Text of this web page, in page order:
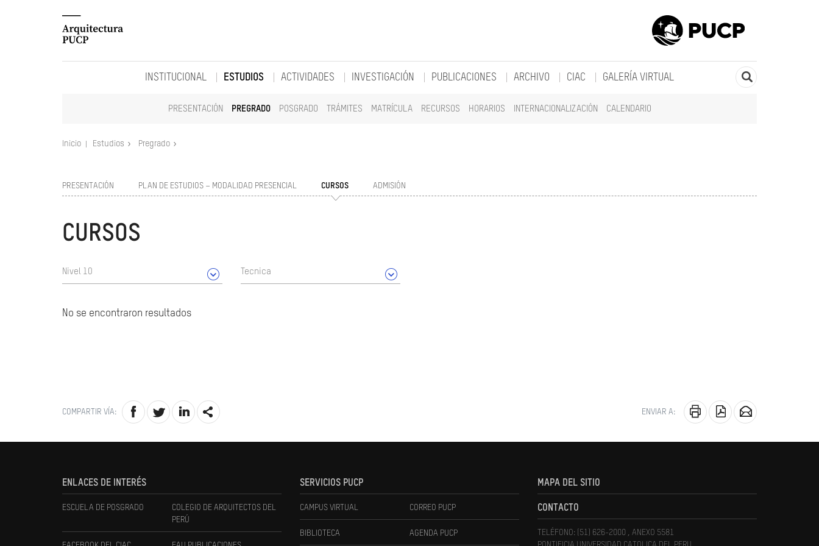
INSTITUCIONAL ESTUDIOS
PRESENTACIÓN PREGRADO POSGRADO TRÁMITES MATRÍCULA RECURSOS HORARIOS INTERNACIONALIZACIÓN CALENDARIO
ACTIVIDADES INVESTIGACIÓN PUBLICACIONES ARCHIVO CIAC GALERÍA VIRTUAL
Inicio Estudios Pregrado
PRESENTACIÓN PLAN DE ESTUDIOS – MODALIDAD PRESENCIAL CURSOS ADMISIÓN
CURSOS
Nivel 10 Tecnica
No se encontraron resultados
COMPARTIR VÍA: ENVIAR A:
ENLACES DE INTERÉS
ESCUELA DE POSGRADO
COLEGIO DE ARQUITECTOS DEL
PERÚ
SERVICIOS PUCP
CAMPUS VIRTUAL CORREO PUCP
BIBLIOTECA AGENDA PUCP
MAPA DEL SITIO
CONTACTO
TELÉFONO: (51) 626-2000 , ANEXO 5581